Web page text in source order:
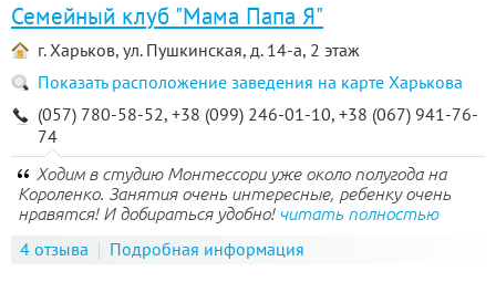
Семейный клуб "Мама Папа Я"
г. Харьков, ул. Пушкинская, д. 14-а, 2 этаж
Показать расположение заведения на карте Харькова
(057) 780-58-52, +38 (099) 246-01-10, +38 (067) 941-76-
74
Ходим в студию Монтессори уже около полугода на
Короленко. Занятия очень интересные, ребенку очень
нравятся! И добираться удобно! читать полностью
4 отзыва Подробная информация